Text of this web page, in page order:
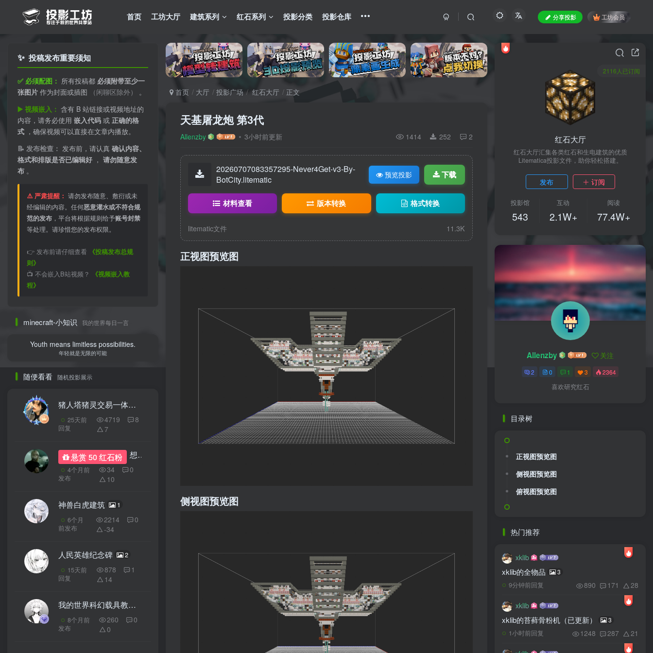
首页 工坊大厅 建筑系列 红石系列 投影分类 投影仓库 分享投影 工坊会员
✨ 投稿发布重要须知
✅ 必须配图： 所有投稿都 必须附带至少一
张图片 作为封面或插图 （闲聊区除外） 。
▶️ 视频嵌入： 含有 B 站链接或视频地址的
内容，请务必使用 嵌入代码 或 正确的格
式 ，确保视频可以直接在文章内播放。
📝 发布检查： 发布前，请认真 确认内容、
格式和排版是否已编辑好 ， 请勿随意发
布 。
⚠️ 严肃提醒： 请勿发布随意、敷衍或未
经编辑的内容。任何恶意灌水或不符合规
范的发布 ，平台将根据规则给予账号封禁
等处理。请珍惜您的发布权限。
👉 发布前请仔细查看 《投稿发布总规
则》
📺 不会嵌入B站视频？
《视频嵌入教
程》
minecraft-小知识 我的世界每日一言
Youth means limitless possibilities.
年轻就是无限的可能
随便看看 随机投影展示
猪人塔猪灵交易一体机
25天前
回复
4719
8
7
悬赏 50 红石粉 想求一个红石音乐投影
4个月前
发布
34
0
10
神兽白虎建筑 1
6个月
前发布
2214
0
-34
人民英雄纪念碑 2
15天前
回复
878
1
14
我的世界科幻载具教程：量产型蜂鸟穿梭机（我的世界投影）——性能已完全超越老式原型机！
8个月前
发布
260
0
0
首页 大厅 投影广场 红石大厅 正文
天基屠龙炮 第3代
Allenzby 3小时前更新 1414 252 2
20260707083357295-Never4Get-v3-By-
BotCity.litematic
预览投影 下载
材料查看 版本转换 格式转换
litematic文件 11.3K
正视图预览图
侧视图预览图
2116人已订阅
红石大厅
红石大厅汇集各类红石和生电建筑的优质
Litematica投影文件，助你轻松搭建。
发布 订阅
投影馆
543
互动
2.1W+
阅读
77.4W+
Allenzby 关注
2 0 1 3 2364
喜欢研究红石
目录树
正视图预览图
侧视图预览图
俯视图预览图
热门推荐
xklib
xklib的全物品 3
9分钟前回复 890 171 28
xklib
xklib的苔藓骨粉机（已更新） 3
1小时前回复 1248 287 21